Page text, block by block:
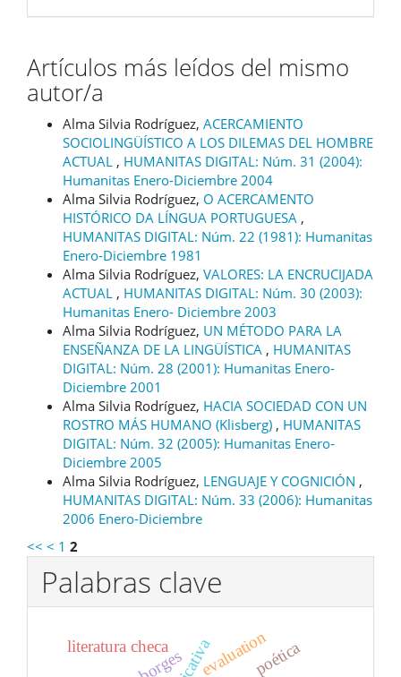
Artículos más leídos del mismo
autor/a
Alma Silvia Rodríguez, ACERCAMIENTO
SOCIOLINGÜÍSTICO A LOS DILEMAS DEL HOMBRE
ACTUAL , HUMANITAS DIGITAL: Núm. 31 (2004):
Humanitas Enero-Diciembre 2004
Alma Silvia Rodríguez, O ACERCAMENTO
HISTÓRICO DA LÍNGUA PORTUGUESA ,
HUMANITAS DIGITAL: Núm. 22 (1981): Humanitas
Enero-Diciembre 1981
Alma Silvia Rodríguez, VALORES: LA ENCRUCIJADA
ACTUAL , HUMANITAS DIGITAL: Núm. 30 (2003):
Humanitas Enero- Diciembre 2003
Alma Silvia Rodríguez, UN MÉTODO PARA LA
ENSEÑANZA DE LA LINGÜÍSTICA , HUMANITAS
DIGITAL: Núm. 28 (2001): Humanitas Enero-
Diciembre 2001
Alma Silvia Rodríguez, HACIA SOCIEDAD CON UN
ROSTRO MÁS HUMANO (Klisberg) , HUMANITAS
DIGITAL: Núm. 32 (2005): Humanitas Enero-
Diciembre 2005
Alma Silvia Rodríguez, LENGUAJE Y COGNICIÓN ,
HUMANITAS DIGITAL: Núm. 33 (2006): Humanitas
2006 Enero-Diciembre
<< < 1 2
Palabras clave
literatura checa evaluationpoética